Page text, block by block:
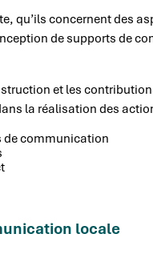
qu’ils concernent des
de supports de
et les
la réalisation des
de communication
locale